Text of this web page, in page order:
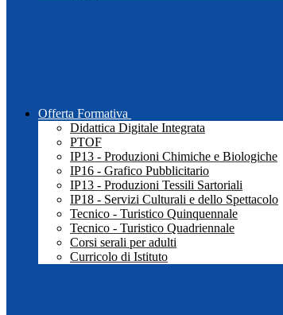
Offerta Formativa
Didattica Digitale Integrata
PTOF
IP13 - Produzioni Chimiche e Biologiche
IP16 - Grafico Pubblicitario
IP13 - Produzioni Tessili Sartoriali
IP18 - Servizi Culturali e dello Spettacolo
Tecnico - Turistico Quinquennale
Tecnico - Turistico Quadriennale
Corsi serali per adulti
Curricolo di Istituto